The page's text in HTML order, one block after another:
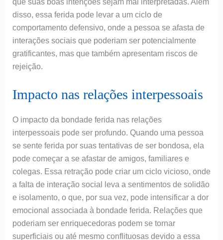
disso, essa ferida pode levar a um ciclo de
comportamento defensivo, onde a pessoa se afasta de
interações sociais que poderiam ser potencialmente
gratificantes, mas que também apresentam riscos de
rejeição.
Impacto nas relações interpessoais
O impacto da bondade ferida nas relações
interpessoais pode ser profundo. Quando uma pessoa
se sente ferida por suas tentativas de ser bondosa, ela
pode começar a se afastar de amigos, familiares e
colegas. Essa retração pode criar um ciclo vicioso, onde
a falta de interação social leva a sentimentos de solidão
e isolamento, o que, por sua vez, pode intensificar a dor
emocional associada à bondade ferida. Relações que
poderiam ser enriquecedoras podem se tornar
superficiais ou até mesmo conflituosas devido a essa